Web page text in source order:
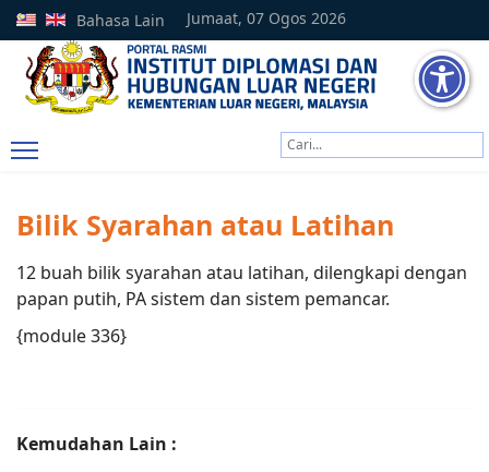
Jumaat, 07 Ogos 2026
Bahasa Lain
Bilik Syarahan atau Latihan
12 buah bilik syarahan atau latihan, dilengkapi dengan
papan putih, PA sistem dan sistem pemancar.
{module 336}
Kemudahan Lain :